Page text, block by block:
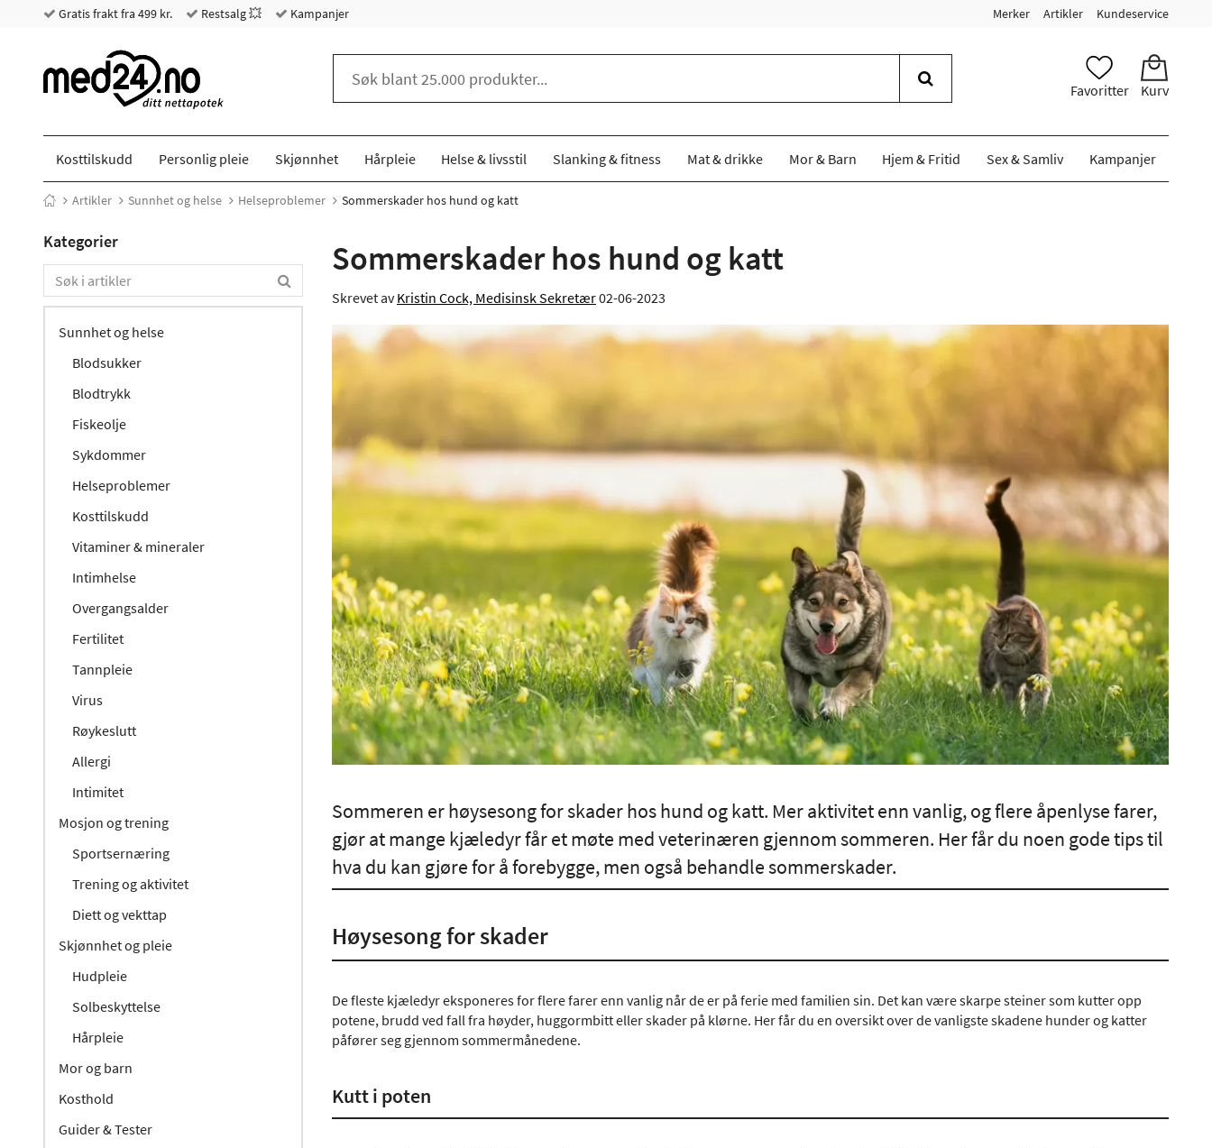
Gratis frakt fra 499 kr. Restsalg 💥 Kampanjer Merker Artikler Kundeservice
Favoritter Kurv
Kosttilskudd Personlig pleie Skjønnhet Hårpleie Helse & livsstil Slanking & fitness Mat & drikke Mor & Barn Hjem & Fritid Sex & Samliv Kampanjer
Artikler Sunnhet og helse Helseproblemer Sommerskader hos hund og katt
Kategorier
Sunnhet og helse
Blodsukker
Blodtrykk
Fiskeolje
Sykdommer
Helseproblemer
Kosttilskudd
Vitaminer & mineraler
Intimhelse
Overgangsalder
Fertilitet
Tannpleie
Virus
Røykeslutt
Allergi
Intimitet
Mosjon og trening
Sportsernæring
Trening og aktivitet
Diett og vekttap
Skjønnhet og pleie
Hudpleie
Solbeskyttelse
Hårpleie
Mor og barn
Kosthold
Guider & Tester
Sommerskader hos hund og katt
Skrevet avKristin Cock, Medisinsk Sekretær02-06-2023
Sommeren er høysesong for skader hos hund og katt. Mer aktivitet enn vanlig, og flere åpenlyse farer,
gjør at mange kjæledyr får et møte med veterinæren gjennom sommeren. Her får du noen gode tips til
hva du kan gjøre for å forebygge, men også behandle sommerskader.
Høysesong for skader
De fleste kjæledyr eksponeres for flere farer enn vanlig når de er på ferie med familien sin. Det kan være skarpe steiner som kutter opp
potene, brudd ved fall fra høyder, huggormbitt eller skader på klørne. Her får du en oversikt over de vanligste skadene hunder og katter
påfører seg gjennom sommermånedene.
Kutt i poten